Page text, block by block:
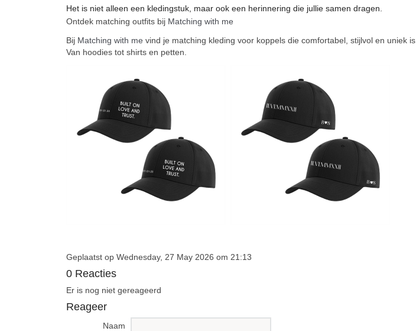
Het is niet alleen een kledingstuk, maar ook een herinnering die jullie samen dragen.
Ontdek matching outfits bij Matching with me
Bij Matching with me vind je matching kleding voor koppels die comfortabel, stijlvol en uniek is.
Van hoodies tot shirts en petten.
Geplaatst op Wednesday, 27 May 2026 om 21:13
0 Reacties
Er is nog niet gereageerd
Reageer
Naam